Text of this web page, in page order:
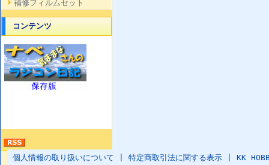
補修フィルムセット
コンテンツ
個人情報の取り扱いについて 特定商取引法に関する表示 KK